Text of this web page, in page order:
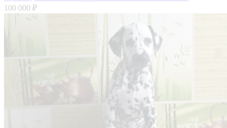
100 000 ₽